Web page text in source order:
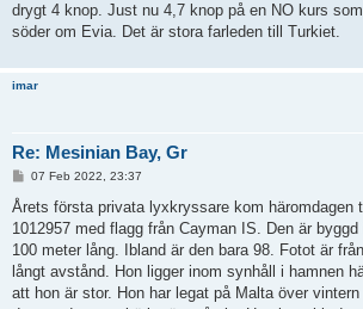
drygt 4 knop. Just nu 4,7 knop på en NO kurs
söder om Evia. Det är stora farleden till Turkiet.
imar
Re: Mesinian Bay, Gr
P
s
07 Feb 2022, 23:37
Årets första privata lyxkryssare kom häromdagen
1012957 med flagg från Cayman IS. Den är
100 meter lång. Ibland är den bara 98. Fotot är
långt avstånd. Hon ligger inom synhåll i hamnen
att hon är stor. Hon har legat på Malta över